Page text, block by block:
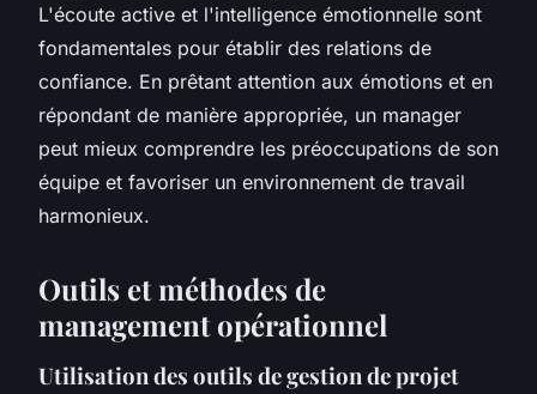
L'écoute active et l'intelligence émotionnelle sont
fondamentales pour établir des relations de
confiance. En prêtant attention aux émotions et en
répondant de manière appropriée, un manager
peut mieux comprendre les préoccupations de son
équipe et favoriser un environnement de travail
harmonieux.
Outils et méthodes de
management opérationnel
Utilisation des outils de gestion de projet